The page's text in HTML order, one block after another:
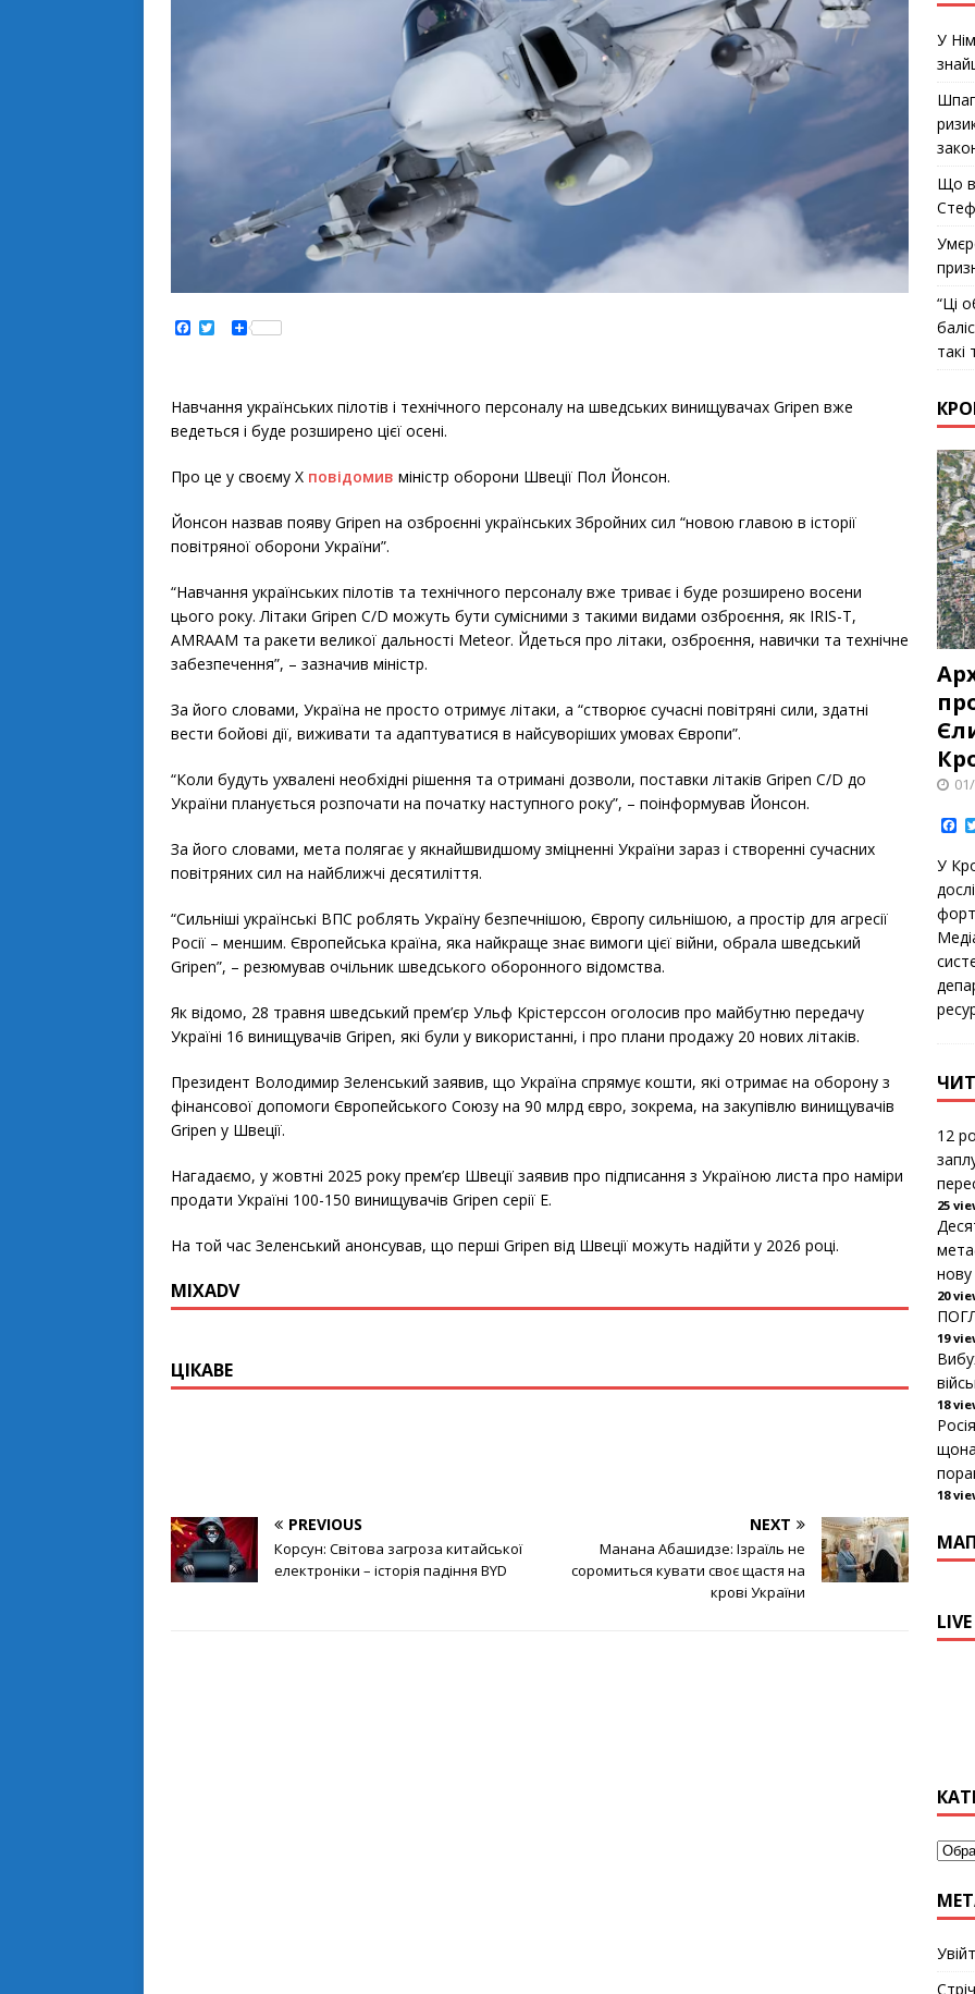
a
o
o
k
e
r
S
h
Навчання українських пілотів і технічного персоналу на шведських винищувачах Gripen вже
ведеться і буде розширено цієї осені.
Про це у своєму Х повідомив міністр оборони Швеції Пол Йонсон.
Йонсон назвав появу Gripen на озброєнні українських Збройних сил “новою главою в історії
повітряної оборони України”.
“Навчання українських пілотів та технічного персоналу вже триває і буде розширено восени
цього року. Літаки Gripen C/D можуть бути сумісними з такими видами озброєння, як IRIS-T,
AMRAAM та ракети великої дальності Meteor. Йдеться про літаки, озброєння, навички та технічне
забезпечення”, – зазначив міністр.
За його словами, Україна не просто отримує літаки, а “створює сучасні повітряні сили, здатні
вести бойові дії, виживати та адаптуватися в найсуворіших умовах Європи”.
“Коли будуть ухвалені необхідні рішення та отримані дозволи, поставки літаків Gripen C/D до
України планується розпочати на початку наступного року”, – поінформував Йонсон.
За його словами, мета полягає у якнайшвидшому зміцненні України зараз і створенні сучасних
повітряних сил на найближчі десятиліття.
“Сильніші українські ВПС роблять Україну безпечнішою, Європу сильнішою, а простір для агресії
Росії – меншим. Європейська країна, яка найкраще знає вимоги цієї війни, обрала шведський
Gripen”, – резюмував очільник шведського оборонного відомства.
Як відомо, 28 травня шведський прем’єр Ульф Крістерссон оголосив про майбутню передачу
Україні 16 винищувачів Gripen, які були у використанні, і про плани продажу 20 нових літаків.
Президент Володимир Зеленський заявив, що Україна спрямує кошти, які отримає на оборону з
фінансової допомоги Європейського Союзу на 90 млрд євро, зокрема, на закупівлю винищувачів
Gripen у Швеції.
Нагадаємо, у жовтні 2025 року прем’єр Швеції заявив про підписання з Україною листа про наміри
продати Україні 100-150 винищувачів Gripen серії Е.
На той час Зеленський анонсував, що перші Gripen від Швеції можуть надійти у 2026 році.
MIXADV
ЦІКАВЕ
PREVIOUS
Корсун: Світова загроза китайської
електроніки – історія падіння BYD
NEXT
Манана Абашидзе: Ізраїль не
соромиться кувати своє щастя на
крові України
У
Що
“Ці
такі
F
a
c
e
b
o
o
k
У
12
25
нову
20
19
18
18
LIVE